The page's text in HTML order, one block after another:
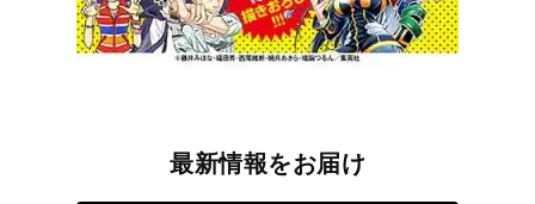
最新情報をお届け